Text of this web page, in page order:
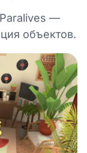
—
объектов.